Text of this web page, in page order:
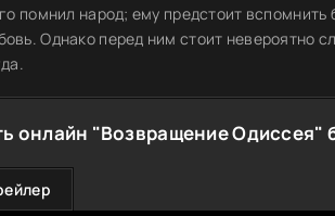
помнил народ; ему предстоит
Однако перед ним стоит невероятно
онлайн "Возвращение Одиссея"